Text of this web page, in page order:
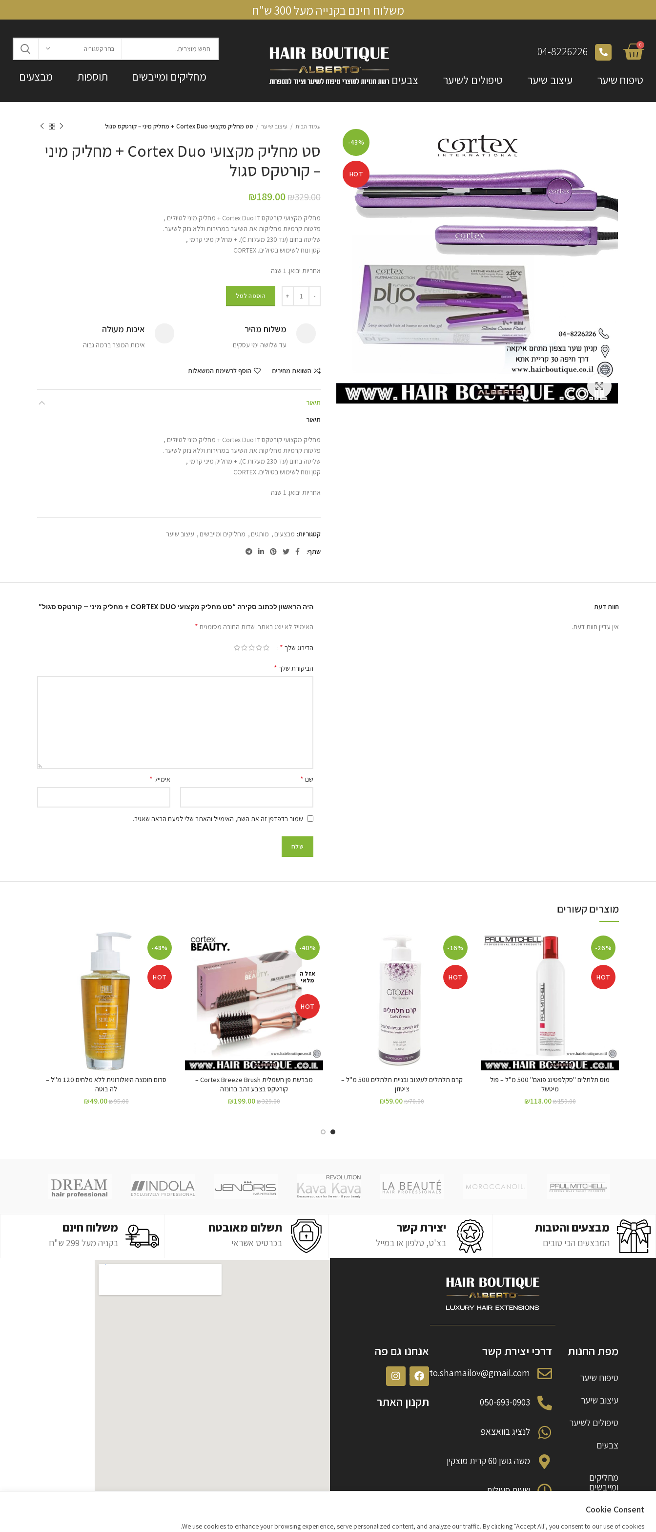
משלוח חינם בקנייה מעל 300 ש"ח
0
04-8226226
טיפוח שיער עיצוב שיער טיפולים לשיער צבעים
בחר קטגוריה
מחליקים ומייבשים תוספות מבצעים
-43%
HOT
Click to enlarge
עמוד הבית עיצוב שיער סט מחליק מקצועי Cortex Duo + מחליק מיני – קורטקס סגול
סט מחליק מקצועי Cortex Duo + מחליק מיני
– קורטקס סגול
₪329.00
₪189.00
מחליק מקצועי קורטקס דו Cortex Duo + מחליק מיני לטיולים ,
פלטות קרמיות מחליקות את השיער במהירות וללא נזק לשיער.
שליטה בחום (עד 230 מעלות C). + מחליק מיני קרמי ,
קטן ונוח לשימוש בטיולים. CORTEX
אחריות יבואן. 1 שנה
הוספה לסל
משלוח מהיר
עד שלושה ימי עסקים
איכות מעולה
איכות המוצר ברמה גבוה
השוואת מחירים הוסף לרשימת המשאלות
תיאור
תיאור
מחליק מקצועי קורטקס דו Cortex Duo + מחליק מיני לטיולים ,
פלטות קרמיות מחליקות את השיער במהירות וללא נזק לשיער.
שליטה בחום (עד 230 מעלות C). + מחליק מיני קרמי ,
קטן ונוח לשימוש בטיולים. CORTEX
אחריות יבואן. 1 שנה
קטגוריות: מבצעים , מותגים , מחליקים ומייבשים , עיצוב שיער
שתף
חוות דעת
אין עדיין חוות דעת.
היה הראשון לכתוב סקירה “סט מחליק מקצועי CORTEX DUO + מחליק מיני – קורטקס סגול”
האימייל לא יוצג באתר. שדות החובה מסומנים *
הדירוג שלך *
הביקורת שלך *
שם * אימייל *
שמור בדפדפן זה את השם, האימייל והאתר שלי לפעם הבאה שאגיב.
מוצרים קשורים
-26%
HOT
מוס תלתלים "סקלפטינג פואם" 500 מ"ל – פול
מיטשל
₪159.00
₪118.00
-16%
HOT
קרם תלתלים לעיצוב ובניית תלתלים 500 מ"ל –
ציטוזן
₪70.00
₪59.00
-40%
אזל ה
מלאי
HOT
מברשת פן חשמלית Cortex Breeze Brush –
קורטקס בצבע זהב ברונזה
₪329.00
₪199.00
-48%
HOT
סרום חומצה היאלורונית ללא מלחים 120 מ"ל –
לה בוטה
₪95.00
₪49.00
מבצעים והטבות
המבצעים הכי טובים
יצירת קשר
בצ'ט, טלפון או במייל
תשלום מאובטח
בכרטיס אשראי
משלוח חינם
בקניה מעל 299 ש"ח
מפת החנות
טיפוח שיער
עיצוב שיער
טיפולים לשיער
צבעים
מחליקים
ומייבשים
תוספות
דרכי יצירת קשר
alberto.shamailov@gmail.com
050-693-0903
לנציג בוואצאפ
משה גושן 60 קרית מוצקין
שעות פעילות
אנחנו גם פה
תקנון האתר
Cookie Consent
We use cookies to enhance your browsing experience, serve personalized content, and analyze our traffic. By clicking "Accept All", you consent to our use of cookies.